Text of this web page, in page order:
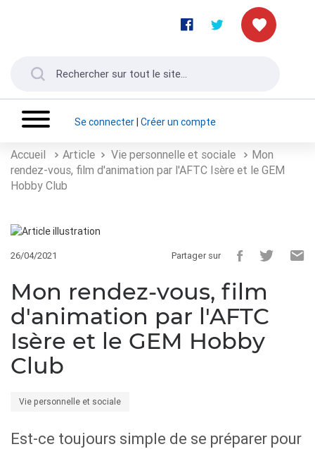
Se connecter| Créer un compte
Accueil Article Vie personnelle et sociale
Mon
rendez-vous, film d'animation par l'AFTC Isère et le GEM
Hobby Club
26/04/2021 Partager sur
Mon rendez-vous, film
d'animation par l'AFTC
Isère et le GEM Hobby
Club
Vie personnelle et sociale
Est-ce toujours simple de se préparer pour